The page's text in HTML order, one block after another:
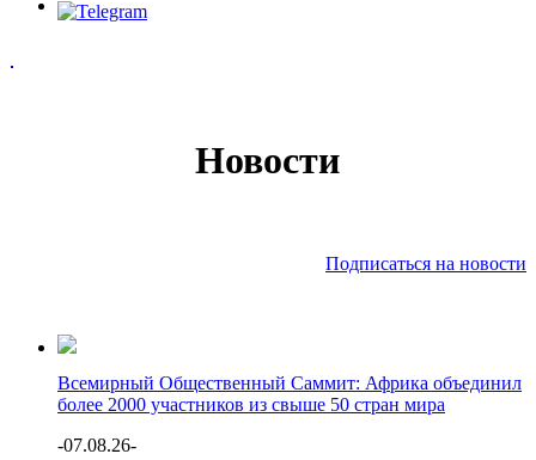
Новости
Подписаться на новости
Всемирный Общественный Саммит: Африка объединил
более 2000 участников из свыше 50 стран мира
-07.08.26-